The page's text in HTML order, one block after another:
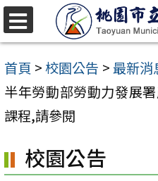
跳
至
主
要
內
區
首頁 >校園公告 >最新消
半年勞動部勞動力發展
課程,請參閱
校園公告
選
單